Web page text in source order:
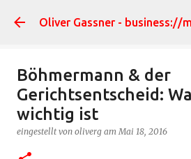
Direkt zum
Oliver Gassner - business://
Böhmermann & der
Gerichtsentscheid:
wichtig ist
eingestellt von oliverg amMai 18, 2016